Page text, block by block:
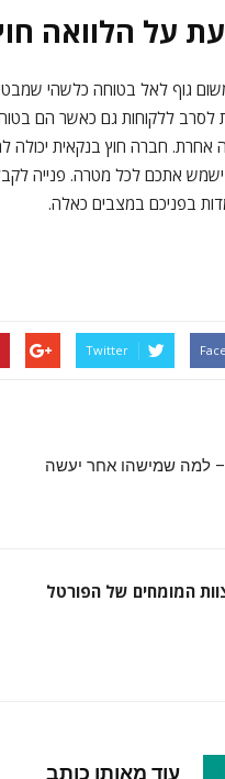
על הלוואה
גוף לאל בטוחה כלשהי
לסרב ללקוחות גם כאשר הם
חברה חוץ בנקאית יכולה
ישמש אתכם לכל מטרה. פנייה
בפניכם במצבים כאלה.
Twitter
– למה שמישהו אחר יעשה
המומחים של הפורטל
עוד מאותו כותב